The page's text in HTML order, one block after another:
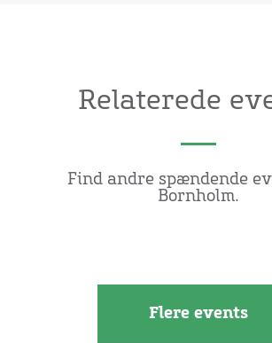
Relaterede
Find andre spændende
Bornholm.
Flere events